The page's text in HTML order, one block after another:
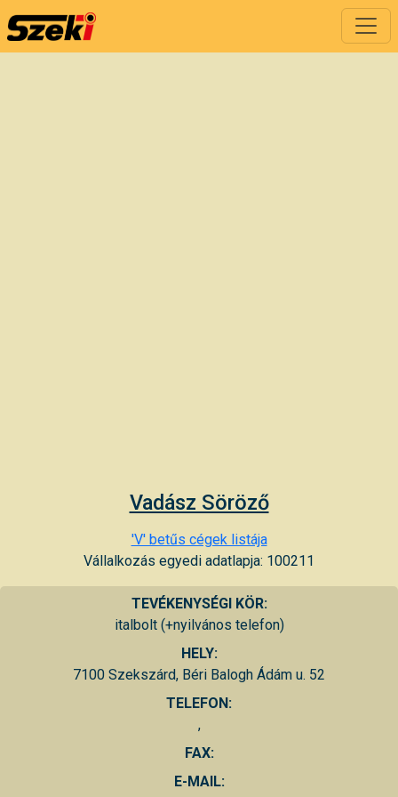
Vadász Söröző
'V' betűs cégek listája
Vállalkozás egyedi adatlapja: 100211
TEVÉKENYSÉGI KÖR:
italbolt (+nyilvános telefon)
HELY:
7100 Szekszárd, Béri Balogh Ádám u. 52
TELEFON:
,
FAX:
E-MAIL: